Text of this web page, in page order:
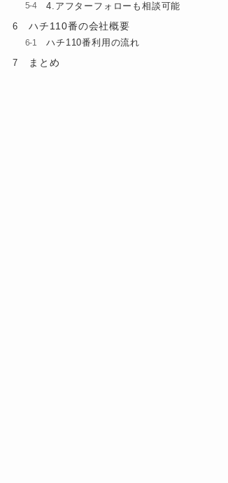
4.アフターフォローも相談可能
ハチ110番の会社概要
ハチ110番利用の流れ
まとめ